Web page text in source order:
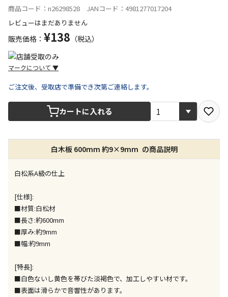
商品コード：n26298528 JANコード：4981277017204
レビューはまだありません
販売価格： ¥138 （税込）
マークについて ▼
宅配や店舗受取を選択できる商品です
店舗のみで受取できる商品です（宅配便でのお届けが
できません）
※同時購入の商品は、全て同じ店舗での受取となりま
す
※同時購入の商品は、全て同じ店舗での受取となりま
す
※電話注文はできません。
ご注文後、受取店で準備でき次第ご連絡します。
カートに入れる
白木板 600mm 約9×9mm の商品説明
白松系A級の仕上
[仕様]:
■材質:白松材
■長さ:約600mm
■厚み:約9mm
■幅:約9mm
[特長]:
■白色ないし黄色を帯びた淡褐色で、加工しやすい材です。
■表面は滑らかで音響性があります。